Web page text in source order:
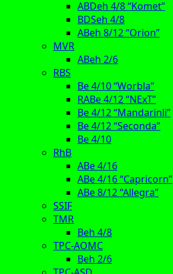
ABDeh 4/8 “Komet”
BDSeh 4/8
ABeh 8/12 “Orion”
MVR
ABeh 2/6
RBS
Be 4/10 “Worbla”
RABe 4/12 “NExT”
Be 4/12 “Mandarinli”
Be 4/12 “Seconda”
Be 4/10
RhB
ABe 4/16
ABe 4/16 “Capricorn”
ABe 8/12 “Allegra”
SSIF
TMR
Beh 4/8
TPC-AOMC
Beh 2/6